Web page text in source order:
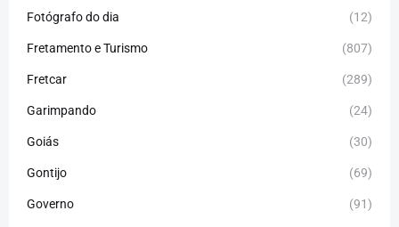
Fotógrafo do dia (12)
Fretamento e Turismo (807)
Fretcar (289)
Garimpando (24)
Goiás (30)
Gontijo (69)
Governo (91)